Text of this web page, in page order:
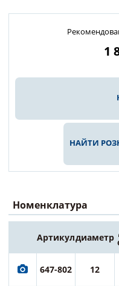
1
НАЙТИ
Номенклатура
Артикулдиаметр
647-802 12